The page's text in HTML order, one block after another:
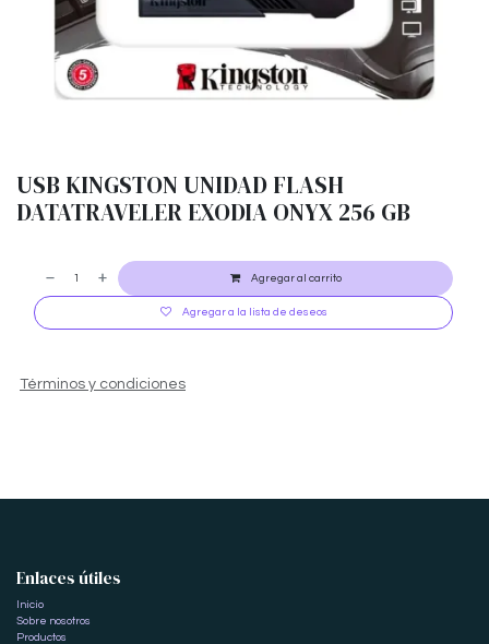
USB KINGSTON UNIDAD FLASH
DATATRAVELER EXODIA ONYX 256 GB
Agregar al carrito
Agregar a la lista de deseos
Términos y condiciones
Enlaces útiles
Inicio
Sobre nosotros
Productos